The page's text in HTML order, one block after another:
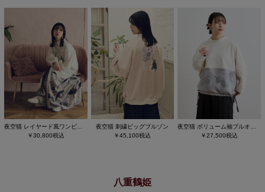
￥30,800税込
夜空猫 刺繍ビッグブルゾン
￥45,100税込
￥27,500税込
八重鶴姫